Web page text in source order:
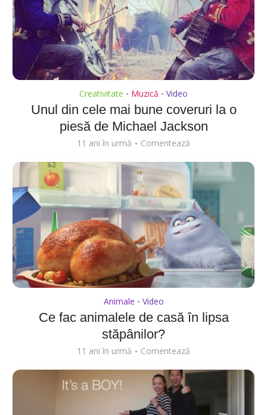
Creativitate • Muzică • Video
Unul din cele mai bune coveruri la o
piesă de Michael Jackson
11 ani în urmă Comentează
Animale • Video
Ce fac animalele de casă în lipsa
stăpânilor?
11 ani în urmă Comentează